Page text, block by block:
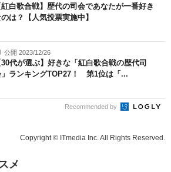
紅白歌合戦】歴代の司会であなたが一番好き
は？【人気投票実施中】
公開 2023/12/26
30代が選ぶ】好きな「紅白歌合戦の歴代司
」ランキングTOP27！ 第1位は「...
Recommended by
Copyright © ITmedia Inc. All Rights Reserved.
メ